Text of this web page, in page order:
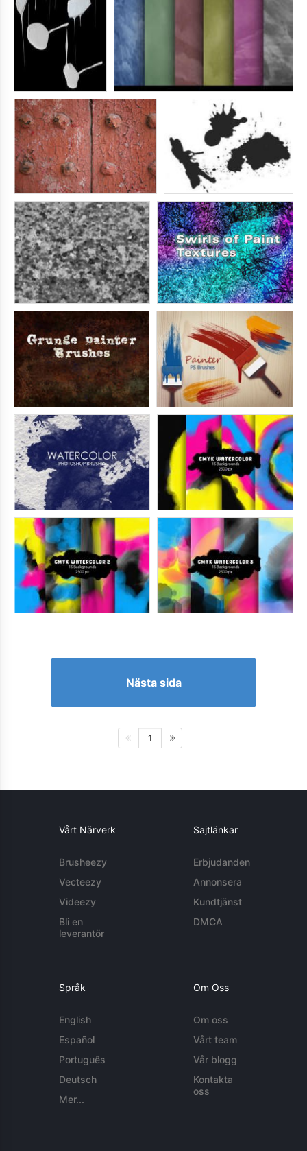
Nästa sida
1
Vårt Närverk
Brusheezy
Vecteezy
Videezy
Bli en
leverantör
Sajtlänkar
Erbjudanden
Annonsera
Kundtjänst
DMCA
Språk
English
Español
Português
Deutsch
Mer...
Om Oss
Om oss
Vårt team
Vår blogg
Kontakta
oss